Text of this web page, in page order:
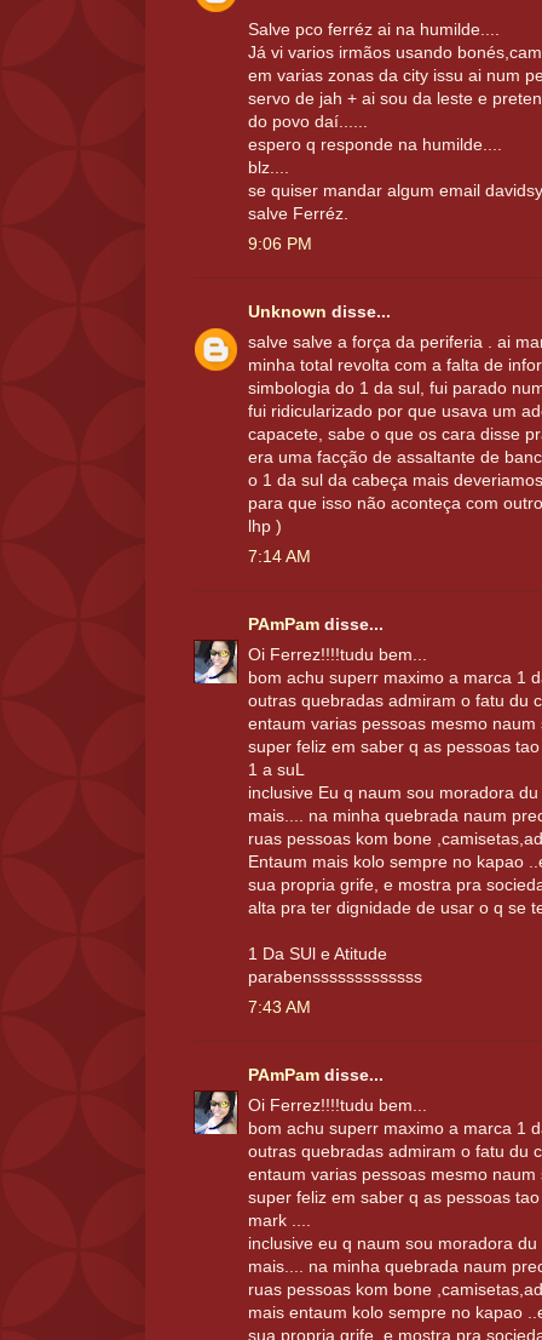
Salve pco ferréz ai na humilde....
Já vi varios irmãos usando
em varias zonas da city issu ai num
servo de jah + ai sou da leste e
do povo daí......
espero q responde na humilde....
blz....
se quiser mandar algum email
salve Ferréz.
9:06 PM
Unknown disse...
salve salve a força da periferia . ai
minha total revolta com a falta de
simbologia do 1 da sul, fui parado
fui ridicularizado por que usava um
capacete, sabe o que os cara disse
era uma facção de assaltante de
o 1 da sul da cabeça mais
para que isso não aconteça com
lhp )
7:14 AM
PAmPam disse...
Oi Ferrez!!!!tudu bem...
bom achu superr maximo a marca 1
outras quebradas admiram o fatu du
entaum varias pessoas mesmo
super feliz em saber q as pessoas
1 a suL
inclusive Eu q naum sou moradora
mais.... na minha quebrada naum
ruas pessoas kom bone
Entaum mais kolo sempre no kapao
sua propria grife, e mostra pra
alta pra ter dignidade de usar o q se
1 Da SUl e Atitude
parabensssssssssssss
7:43 AM
PAmPam disse...
Oi Ferrez!!!!tudu bem...
bom achu superr maximo a marca 1
outras quebradas admiram o fatu du
entaum varias pessoas mesmo
super feliz em saber q as pessoas
mark ....
inclusive eu q naum sou moradora
mais.... na minha quebrada naum
ruas pessoas kom bone
mais entaum kolo sempre no kapao
sua propria grife, e mostra pra